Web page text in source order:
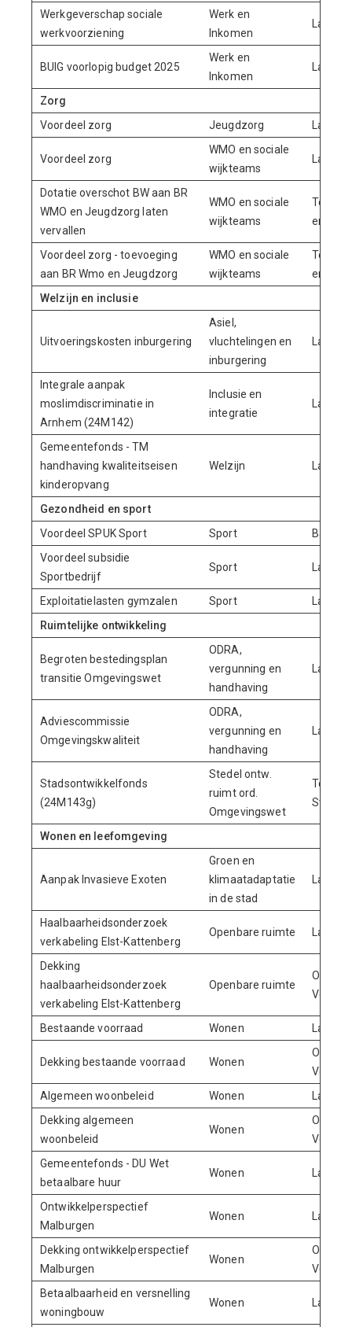
Werkgeverschap sociale
werkvoorziening
Werk en
Inkomen
Lasten
BUIG voorlopig budget 2025
Werk en
Inkomen
Lasten
Zorg
Voordeel zorg
Jeugdzorg Lasten
Voordeel zorg
WMO en sociale
wijkteams
Lasten
Dotatie overschot BW aan BR
WMO en Jeugdzorg laten
vervallen
WMO en sociale
wijkteams
en
Voordeel zorg - toevoeging
aan BR Wmo en Jeugdzorg
WMO en sociale
wijkteams
en
Welzijn en inclusie
Uitvoeringskosten inburgering
Asiel,
vluchtelingen en
inburgering
Lasten
Integrale aanpak
moslimdiscriminatie in
Arnhem (24M142)
Inclusie en
integratie
Lasten
Gemeentefonds - TM
handhaving kwaliteitseisen
kinderopvang
Welzijn Lasten
Gezondheid en sport
Voordeel SPUK Sport
Sport
Baten
Voordeel subsidie
Sportbedrijf
Sport Lasten
Exploitatielasten gymzalen Sport
Lasten
Ruimtelijke ontwikkeling
Begroten bestedingsplan
transitie Omgevingswet
ODRA,
vergunning en
handhaving
Lasten
Adviescommissie
Omgevingskwaliteit
ODRA,
vergunning en
handhaving
Lasten
Stadsontwikkelfonds
(24M143g)
Stedel ontw.
ruimt ord.
Omgevingswet
Wonen en leefomgeving
Aanpak Invasieve Exoten
Groen en
klimaatadaptatie
in de stad
Lasten
Haalbaarheidsonderzoek
verkabeling Elst-Kattenberg
Openbare ruimte Lasten
Dekking
haalbaarheidsonderzoek
verkabeling Elst-Kattenberg
Openbare ruimte
Bestaande voorraad Wonen Lasten
Dekking bestaande voorraad Wonen
Algemeen woonbeleid
Wonen
Lasten
Dekking algemeen
woonbeleid
Wonen
Gemeentefonds - DU Wet
betaalbare huur
Wonen Lasten
Ontwikkelperspectief
Malburgen
Wonen Lasten
Dekking ontwikkelperspectief
Malburgen
Wonen
Betaalbaarheid en versnelling
woningbouw
Wonen Lasten